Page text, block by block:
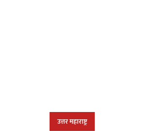
उत्तर महाराष्ट्र